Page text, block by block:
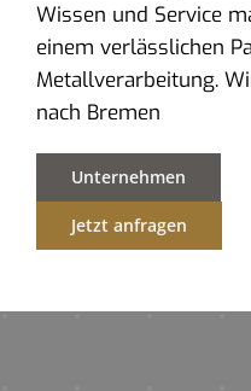
Wissen und Service
einem verlässlichen
Metallverarbeitung.
nach Bremen
Unternehmen
Jetzt anfragen